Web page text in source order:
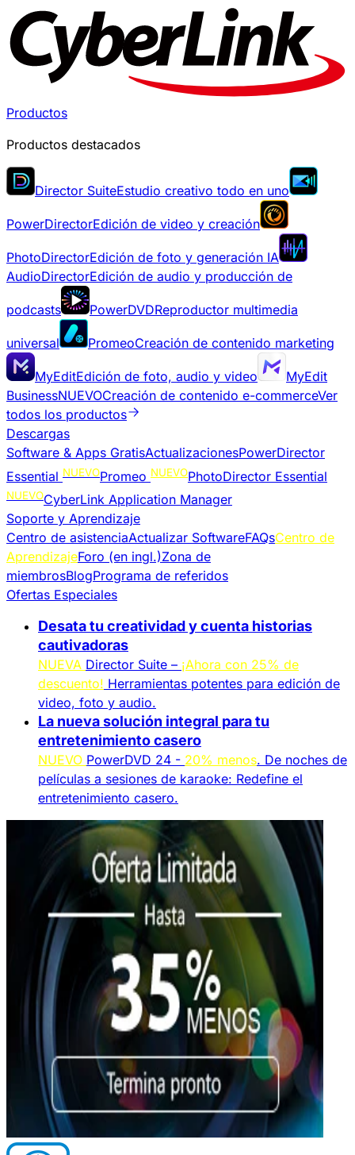
Productos
Productos destacados
Director SuiteEstudio creativo todo en uno
PowerDirectorEdición de video y creación
PhotoDirectorEdición de foto y generación IA
AudioDirectorEdición de audio y producción de
podcasts PowerDVDReproductor multimedia
universal PromeoCreación de contenido marketing
MyEditEdición de foto, audio y video
MyEdit
BusinessNUEVOCreación de contenido e-commerceVer
todos los productos
Descargas
Software & Apps GratisActualizacionesPowerDirector
Essential NUEVOPromeo NUEVOPhotoDirector Essential
NUEVOCyberLink Application Manager
Soporte y Aprendizaje
Centro de asistenciaActualizar SoftwareFAQsCentro de
AprendizajeForo (en ingl.)Zona de
miembrosBlogPrograma de referidos
Ofertas Especiales
Desata tu creatividad y cuenta historias
cautivadoras
NUEVA Director Suite – ¡Ahora con 25% de
descuento! Herramientas potentes para edición de
video, foto y audio.
La nueva solución integral para tu
entretenimiento casero
NUEVO PowerDVD 24 - 20% menos. De noches de
películas a sesiones de karaoke: Redefine el
entretenimiento casero.